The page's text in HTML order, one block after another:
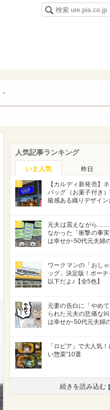
人気記事ランキング
いま人気 昨日
1
【カルディ新発売】
バッグ（お菓子付き
級感ある織りデザイン
2
元夫は震えながら……
なかった「衝撃の事
は幸せか-50代元夫婦
3
ワークマンの「おし
ッグ」決定版！ポー
以下だよ♪【全5色】
4
元妻の告白に「やめ
られた元夫の悲痛な
は幸せか-50代元夫婦
5
「ロピア」で大人気
い惣菜”10選
続きを読み込む